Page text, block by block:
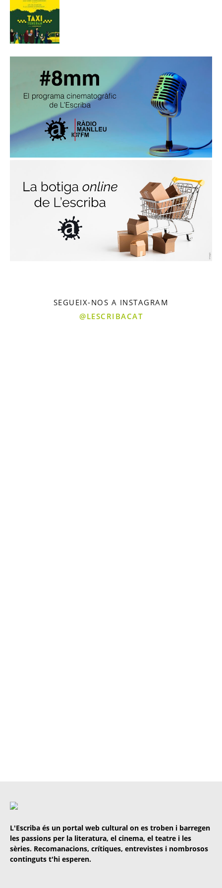
SEGUEIX-NOS A INSTAGRAM
@LESCRIBACAT
L'Escriba és un portal web cultural on es troben i barregen
les passions per la literatura, el cinema, el teatre i les
sèries. Recomanacions, crítiques, entrevistes i nombrosos
continguts t'hi esperen.